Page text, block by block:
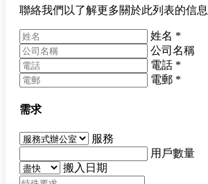
聯絡我們以了解更多關於此列表的信息
姓名 *
公司名稱
電話 *
電郵 *
需求
服務
用戶數量
搬入日期